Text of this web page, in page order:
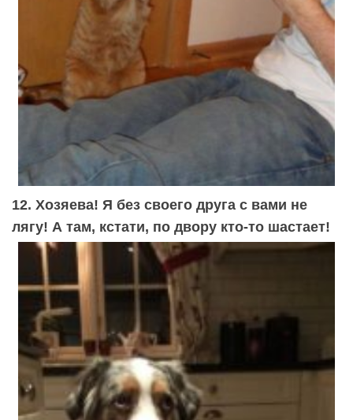
12. Хозяева! Я без своего друга с вами не
лягу! А там, кстати, по двору кто-то шастает!